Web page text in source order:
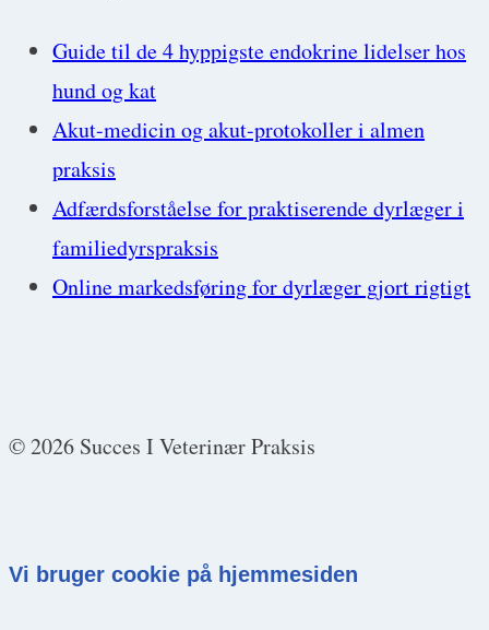
Guide til de 4 hyppigste endokrine lidelser hos
hund og kat
Akut-medicin og akut-protokoller i almen
praksis
Adfærdsforståelse for praktiserende dyrlæger i
familiedyrspraksis
Online markedsføring for dyrlæger gjort rigtigt
© 2026 Succes I Veterinær Praksis
Vi bruger cookie på hjemmesiden